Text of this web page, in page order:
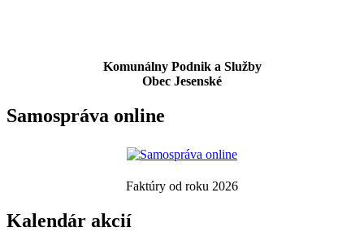
Komunálny Podnik a Služby
Obec Jesenské
Samospráva online
Faktúry od roku 2026
Kalendár akcií